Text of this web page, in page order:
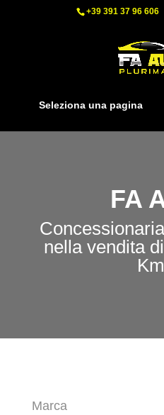
+39 391 37 96 606
Seleziona una pagina
FA
nella vendita
Marca